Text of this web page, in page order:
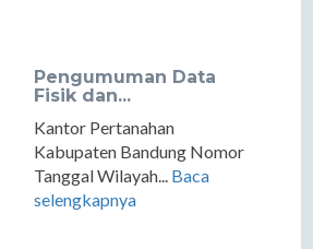
Pengumuman Data
Fisik dan...
Kantor Pertanahan
Kabupaten Bandung Nomor
Tanggal Wilayah... Baca
selengkapnya